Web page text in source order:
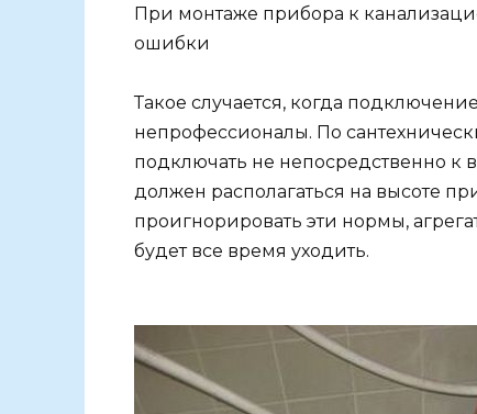
При монтаже прибора к
ошибки
Такое случается, когда
непрофессионалы. По
подключать не непосредственно к
должен располагаться на высоте
проигнорировать эти нормы,
будет все время уходить.